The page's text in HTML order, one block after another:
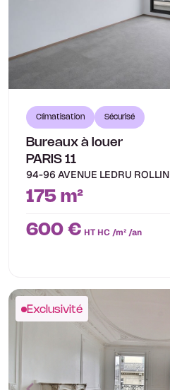
Climatisation Sécurisé
Bureaux à louer
PARIS 11
94-96 AVENUE LEDRU ROLLIN
175 m²
600 € HT HC /m² /an
Exclusivité